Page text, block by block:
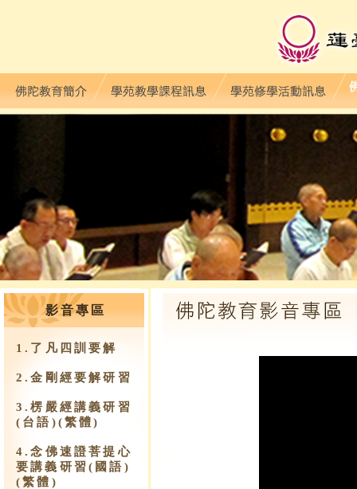
影音專區
1.了凡四訓要解
2.金剛經要解研習
3.楞嚴經講義研習
(台語)(繁體)
4.念佛速證菩提心
要講義研習(國語)
(繁體)